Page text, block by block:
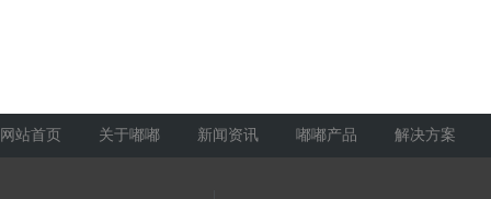
网站首页 关于嘟嘟 新闻资讯 嘟嘟产品 解决方案